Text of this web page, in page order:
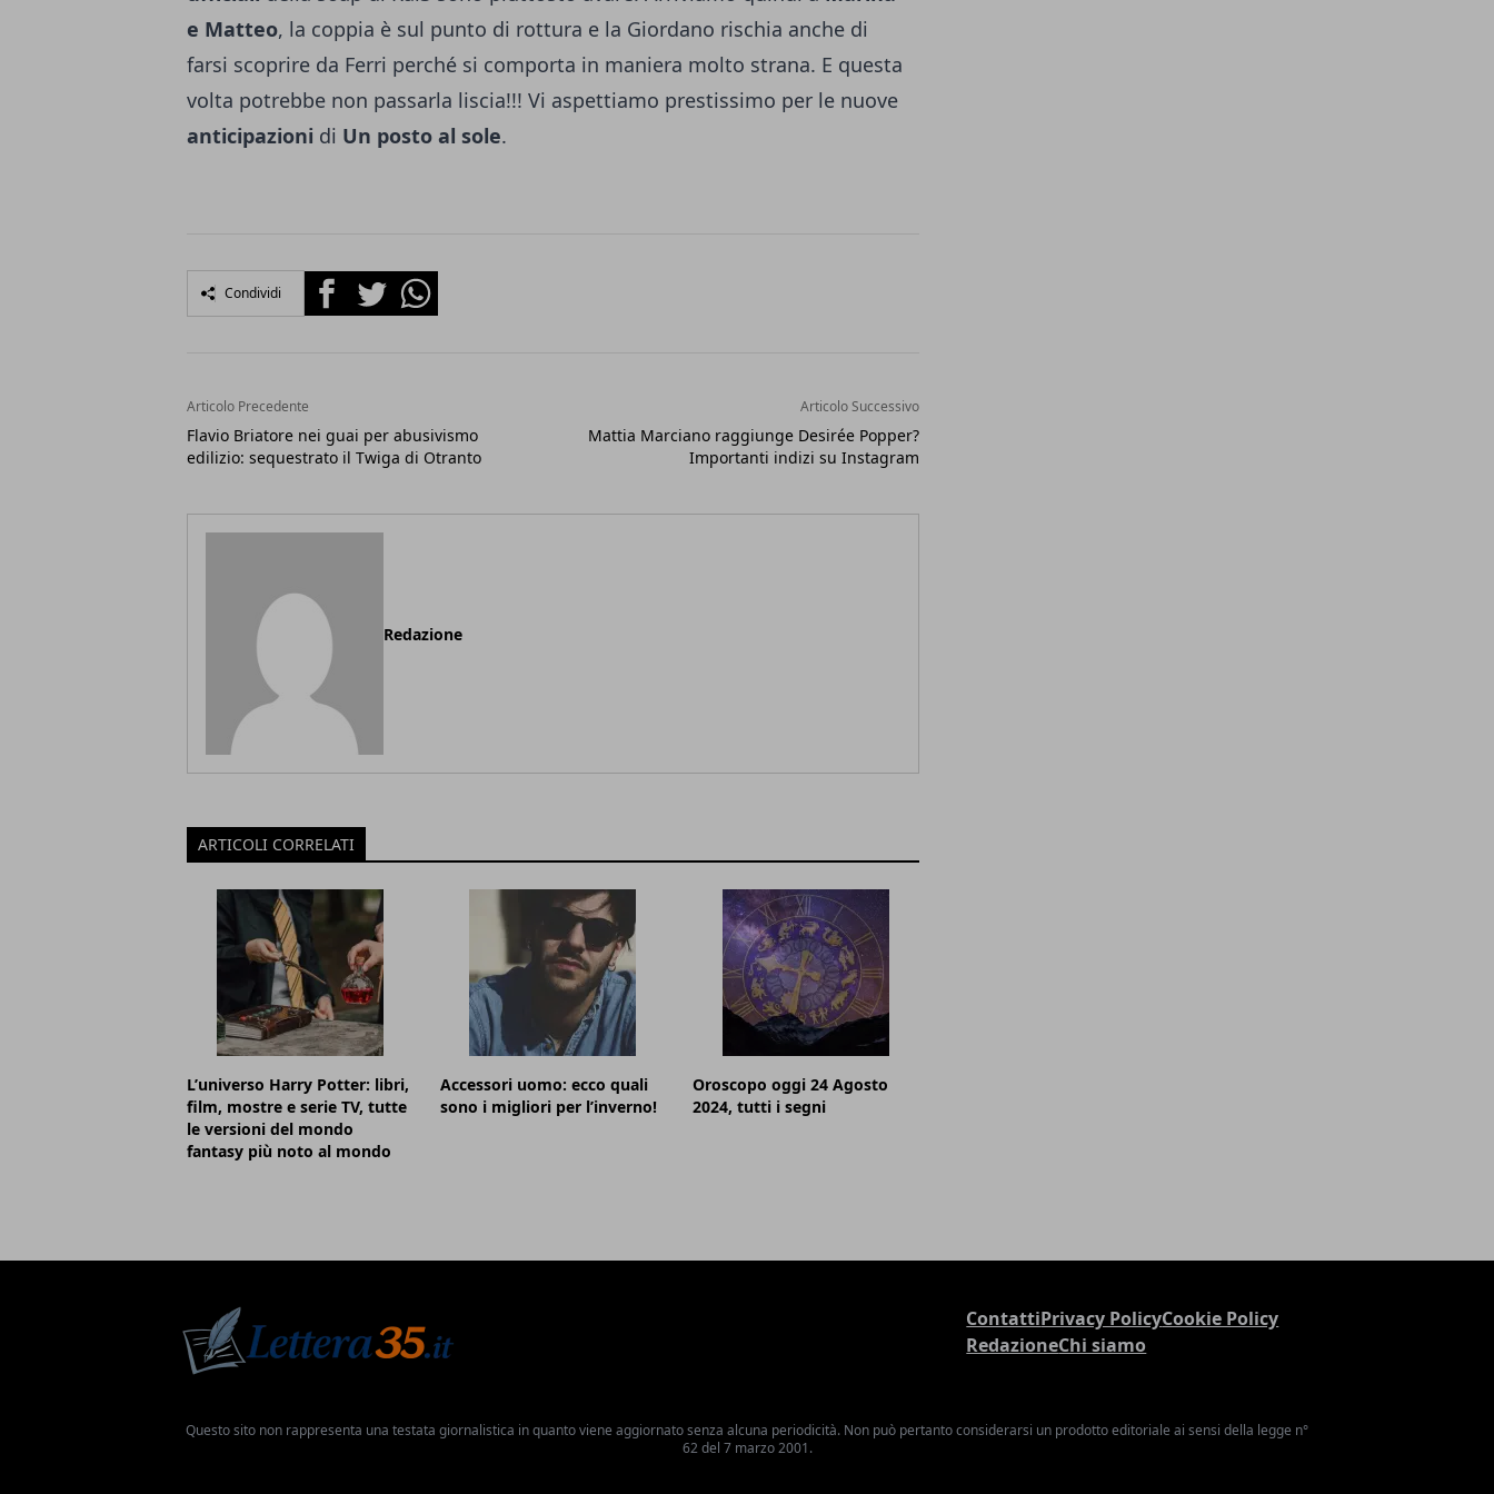
e Matteo, la coppia è sul punto di rottura e la Giordano rischia anche di
farsi scoprire da Ferri perché si comporta in maniera molto strana. E questa
volta potrebbe non passarla liscia!!! Vi aspettiamo prestissimo per le nuove
anticipazioni di Un posto al sole.
Condividi FacebookTwitterWhatsapp
Articolo Precedente
Flavio Briatore nei guai per abusivismo
edilizio: sequestrato il Twiga di Otranto
Articolo Successivo
Mattia Marciano raggiunge Desirée Popper?
Importanti indizi su Instagram
Redazione
ARTICOLI CORRELATI
L’universo Harry Potter: libri,
film, mostre e serie TV, tutte
le versioni del mondo
fantasy più noto al mondo
Accessori uomo: ecco quali
sono i migliori per l’inverno!
Oroscopo oggi 24 Agosto
2024, tutti i segni
ContattiPrivacy PolicyCookie Policy
RedazioneChi siamo
Questo sito non rappresenta una testata giornalistica in quanto viene aggiornato senza alcuna periodicità. Non può pertanto considerarsi un prodotto editoriale ai sensi della legge n°
62 del 7 marzo 2001.